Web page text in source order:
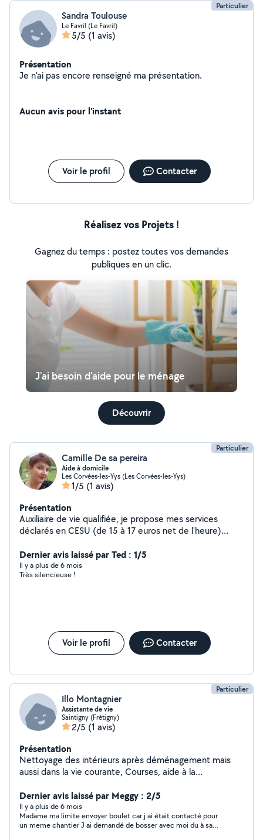
Particulier
Sandra Toulouse
Le Favril (Le Favril)
5/5 (1 avis)
Présentation
Je n'ai pas encore renseigné ma présentation.
Aucun avis pour l'instant
Voir le profil Contacter
Réalisez vos Projets !
Gagnez du temps : postez toutes vos demandes
publiques en un clic.
J'ai besoin d'aide pour le ménage
Découvrir
Particulier
Camille De sa pereira
Aide à domicile
Les Corvées-les-Yys (Les Corvées-les-Yys)
1/5 (1 avis)
Présentation
Auxiliaire de vie qualifiée, je propose mes services
déclarés en CESU (de 15 à 17 euros net de l'heure)
travailler pour vous soulager dans les tâches ménagères.
Je propose également de la vie sociale, promenade,
jeux société, afin de briser la solitude. Je suis apte à
Dernier avis laissé par Ted : 1/5
Il y a plus de 6 mois
Très silencieuse !
Voir le profil Contacter
Particulier
Illo Montagnier
Assistante de vie
Saintigny (Frétigny)
2/5 (1 avis)
Présentation
Nettoyage des intérieurs après déménagement mais
aussi dans la vie courante, Courses, aide à la
présence à domicile promenade etc....
Dernier avis laissé par Meggy : 2/5
Il y a plus de 6 mois
Madame ma limite envoyer boulet car j ai était contacté pour
un meme chantier J ai demandé de bosser avec moi du à sa